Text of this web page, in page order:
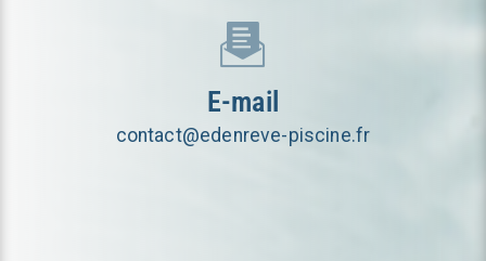
E-mail
contact@edenreve-piscine.fr